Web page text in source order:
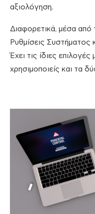
αξιολόγηση.
Διαφορετικά, μέσα από
Ρυθμίσεις Συστήματος
Έχει τις ίδιες
χρησιμοποιείς και τα